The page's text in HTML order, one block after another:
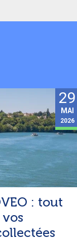
: tout
29
MAI
2026